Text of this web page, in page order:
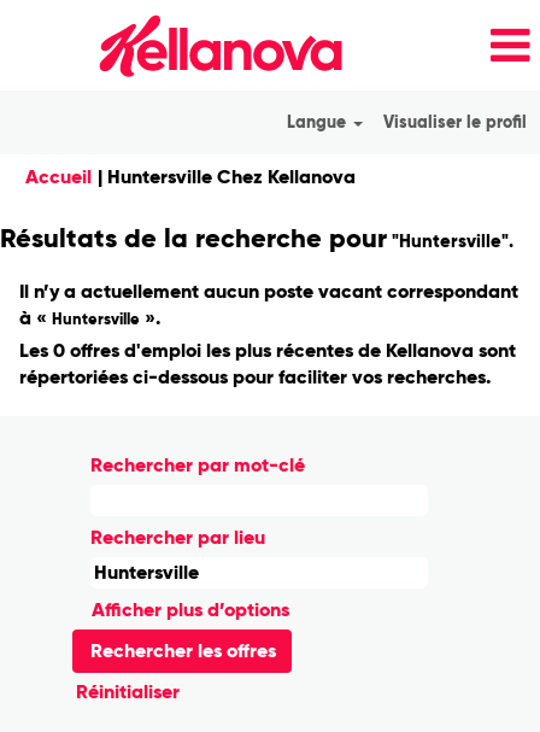
Langue Visualiser le profil
Accueil | Huntersville Chez Kellanova(page
Résultats de la recherche pour "Huntersville".
Il n’y a actuellement aucun poste vacant correspondant
à « Huntersville ».
Les 0 offres d'emploi les plus récentes de Kellanova sont
répertoriées ci-dessous pour faciliter vos recherches.
Rechercher par mot-clé
Rechercher par lieu
Afficher plus d’options
Réinitialiser